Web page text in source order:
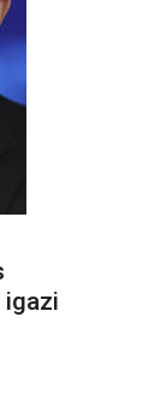
igazi